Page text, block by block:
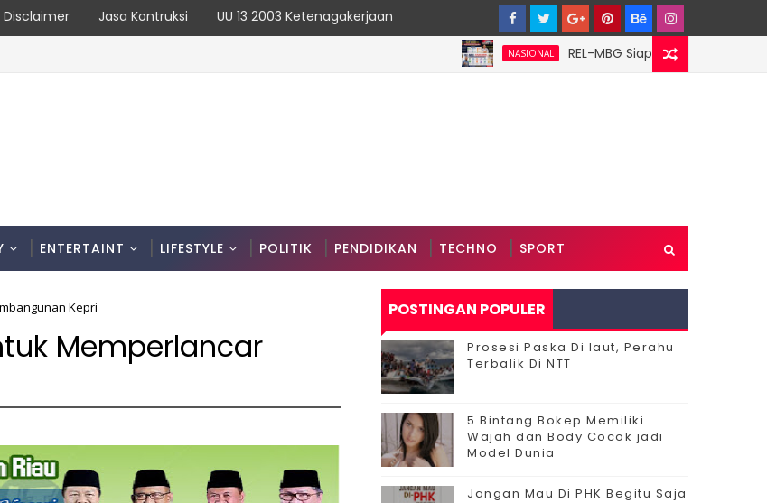
Disclaimer Jasa Kontruksi UU 13 2003 Ketenagakerjaan
NASIONAL ‎REL-MBG Siapkan 6 Pilar Program
ENTERTAINT LIFESTYLE POLITIK PENDIDIKAN TECHNO SPORT
Kepri
Memperlancar
POSTINGAN POPULER
Prosesi Paska Di laut, Perahu
Terbalik Di NTT
5 Bintang Bokep Memiliki
Wajah dan Body Cocok jadi
Model Dunia
Jangan Mau Di PHK Begitu Saja